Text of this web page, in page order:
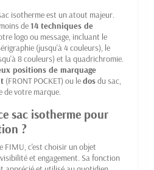
isotherme est un atout majeur.
de14 techniques de
logo ou message, incluant le
(jusqu'à 4 couleurs), le
8 couleurs) et la quadrichromie.
positions de marquage
(FRONT POCKET) ou ledosdu sac,
de votre marque.
sac isotherme pour
?
FIMU, c'est choisir un objet
et engagement. Sa fonction